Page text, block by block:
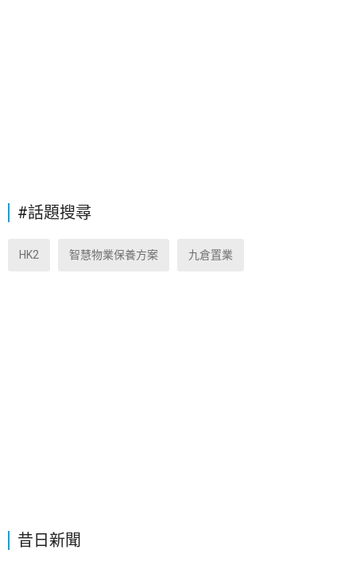
昔日新聞
#話題搜尋
HK2 智慧物業保養方案 九倉置業